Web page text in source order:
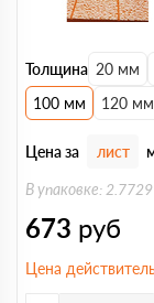
Толщина 20 мм
100 мм
120 мм
Цена за лист
В упаковке:
673 руб
Цена